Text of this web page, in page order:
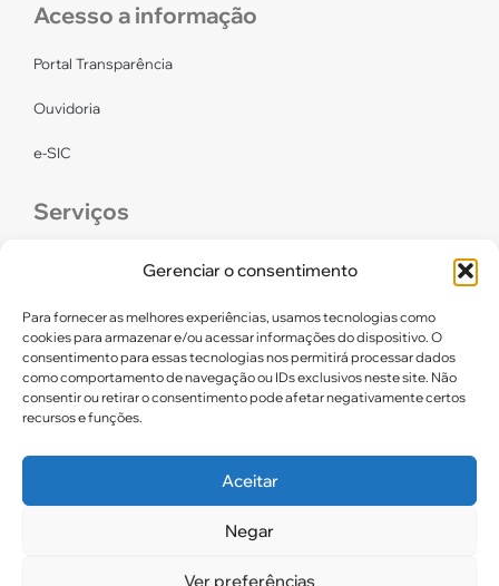
Gerenciar o consentimento
Para fornecer as melhores experiências, usamos tecnologias como
cookies para armazenar e/ou acessar informações do dispositivo. O
consentimento para essas tecnologias nos permitirá processar dados
como comportamento de navegação ou IDs exclusivos neste site. Não
consentir ou retirar o consentimento pode afetar negativamente certos
recursos e funções.
Aceitar
Negar
Ver preferências
Acesso a informação
Portal Transparência
Ouvidoria
e-SIC
Serviços
Links úteis
Certidão de Quitação Eleitoral
Parceiros CREF16